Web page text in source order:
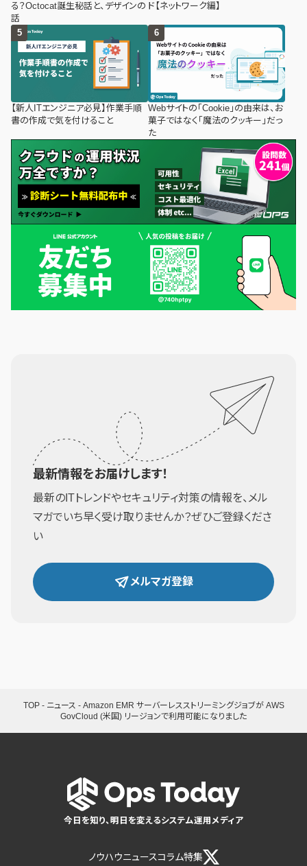
る？Octocat誕生秘話と、デザインの
話
ド【ネットワーク編】
【新人ITエンジニア必見】作業手順
書の作成で気を付けること
Webサイトの「Cookie」の由来は、お
菓子ではなく「魔法のクッキー」だっ
た
最新情報をお届けします！
最新のITトレンドやセキュリティ対策の情報を、メル
マガでいち早く受け取りませんか？ぜひご登録くださ
い
メルマガ登録
TOP- ニュース - Amazon EMR サーバーレスストリーミングジョブが AWS
GovCloud (米国) リージョンで利用可能になりました
今日を知り、明日を変えるシステム運用メディア
ノウハウニュースコラム特集